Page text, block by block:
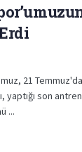
21
son
...